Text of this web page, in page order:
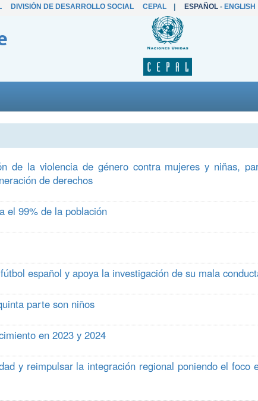
DIVISIÓN DE DESARROLLO SOCIAL CEPAL| ESPAÑOL- ENGLISH
de la violencia de género contra mujeres y niñas,
de derechos
el 99% de la población
español y apoya la investigación de su mala
parte son niños
en 2023 y 2024
y reimpulsar la integración regional poniendo el foco